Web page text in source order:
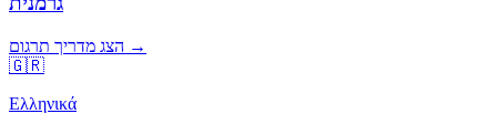
הצג מדריך תרגום →
🇬🇷
Ελληνικά